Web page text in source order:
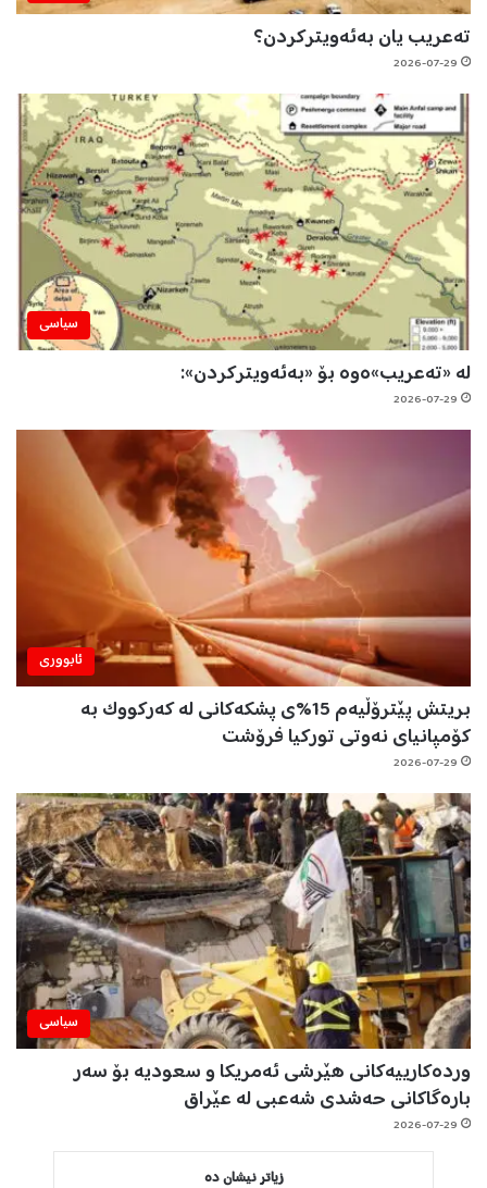
تەعریب یان بەئەویترکردن؟
2026-07-29
سیاسی
لە «تەعریب»ەوە بۆ «بەئەویترکردن»:
2026-07-29
ئابووری
بریتش پێترۆڵیەم 15%ی پشکەکانی لە کەرکووک بە
کۆمپانیای نەوتی تورکیا فرۆشت
2026-07-29
سیاسی
وردەکارییەکانی هێرشی ئەمریکا و سعودیە بۆ سەر
بارەگاکانی حەشدی شەعبی لە عێراق
2026-07-29
زیاتر نیشان دە